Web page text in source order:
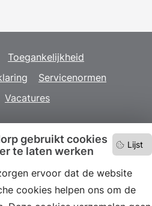
Lijst
gebruikt cookies
te laten werken
ervoor dat de website
cookies helpen ons om de
Toegankelijkheid
Servicenormen
Vacatures